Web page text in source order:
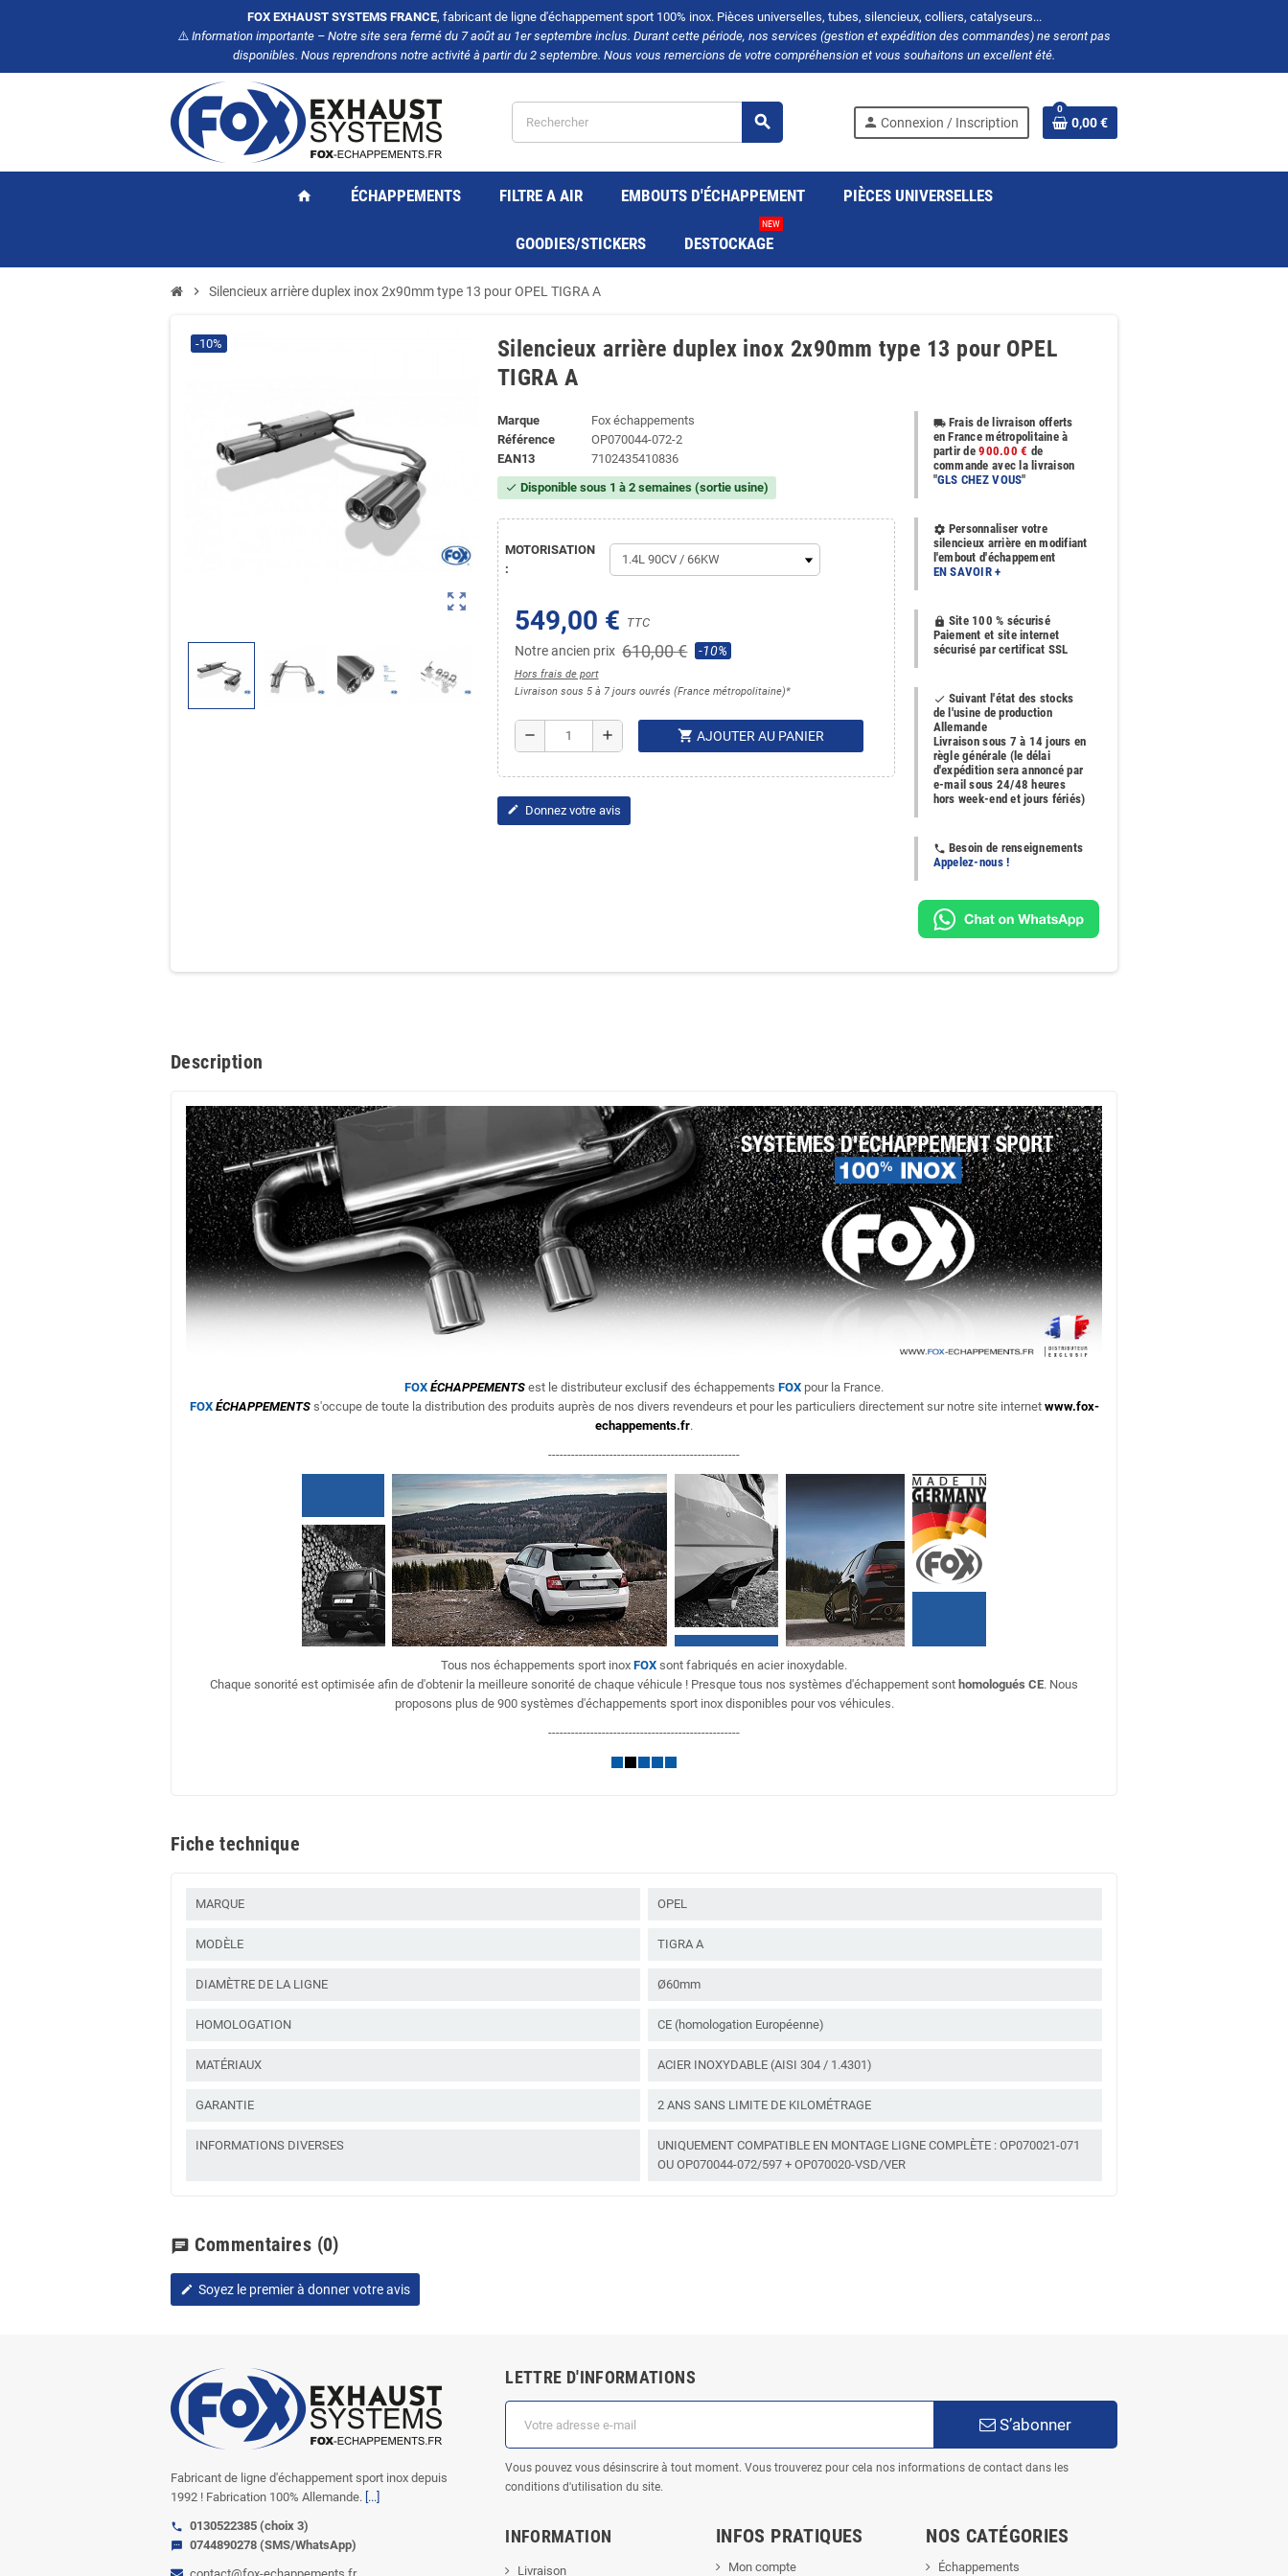
FOX EXHAUST SYSTEMS FRANCE, fabricant de ligne d'échappement sport 100% inox. Pièces universelles, tubes, silencieux, colliers, catalyseurs...
⚠️ Information importante – Notre site sera fermé du 7 août au 1er septembre inclus. Durant cette période, nos services (gestion et expédition des commandes) ne seront pas
disponibles. Nous reprendrons notre activité à partir du 2 septembre. Nous vous remercions de votre compréhension et vous souhaitons un excellent été.
search person Connexion / Inscription
0
0,00 €
home ÉCHAPPEMENTS FILTRE A AIR EMBOUTS D'ÉCHAPPEMENT PIÈCES UNIVERSELLES
GOODIES/STICKERS DESTOCKAGE
NEW
chevron_right Silencieux arrière duplex inox 2x90mm type 13 pour OPEL TIGRA A
zoom_out_map
-10%
Silencieux arrière duplex inox 2x90mm type 13 pour OPEL
TIGRA A
Marque
Fox échappements
Référence
OP070044-072-2
EAN13
7102435410836
check Disponible sous 1 à 2 semaines (sortie usine)
MOTORISATION
:
549,00 € TTC
Notre ancien prix 610,00 € -10%
Hors frais de port
Livraison sous 5 à 7 jours ouvrés (France métropolitaine)*
remove add shopping_cart AJOUTER AU PANIER
edit Donnez votre avis
local_shippingFrais de livraison offerts
en France métropolitaine à
partir de900.00 € de
commande avec la livraison
"GLS CHEZ VOUS"
settings Personnaliser votre
silencieux arrière en modifiant
l'embout d'échappement
EN SAVOIR +
https Site 100 % sécurisé
Paiement et site internet
sécurisé par certificat SSL
done Suivant l'état des stocks
de l'usine de production
Allemande
Livraison sous 7 à 14 jours en
règle générale (le délai
d'expédition sera annoncé par
e-mail sous 24/48 heures
hors week-end et jours fériés)
phone Besoin de renseignements
Appelez-nous !
Description
FOX ÉCHAPPEMENTS est le distributeur exclusif des échappements FOX pour la France.
FOX ÉCHAPPEMENTSs'occupe de toute la distribution des produits auprès de nos divers revendeurs et pour les particuliers directement sur notre site internet www.fox-
echappements.fr.
--------------------------------------------------
Tous nos échappements sport inox FOX sont fabriqués en acier inoxydable.
Chaque sonorité est optimisée afin de d'obtenir la meilleure sonorité de chaque véhicule ! Presque tous nos systèmes d'échappement sont homologués CE. Nous
proposons plus de 900 systèmes d'échappements sport inox disponibles pour vos véhicules.
--------------------------------------------------
Fiche technique
MARQUE OPEL
MODÈLE TIGRA A
DIAMÈTRE DE LA LIGNE Ø60mm
HOMOLOGATION CE (homologation Européenne)
MATÉRIAUX ACIER INOXYDABLE (AISI 304 / 1.4301)
GARANTIE 2 ANS SANS LIMITE DE KILOMÉTRAGE
INFORMATIONS DIVERSES
UNIQUEMENT COMPATIBLE EN MONTAGE LIGNE COMPLÈTE : OP070021-071
OU OP070044-072/597 + OP070020-VSD/VER
chat Commentaires (0)
edit Soyez le premier à donner votre avis
Fabricant de ligne d'échappement sport inox depuis
1992 ! Fabrication 100% Allemande. [...]
call 0130522385 (choix 3)
sms
0744890278 (SMS/WhatsApp)
LETTRE D'INFORMATIONS
S’abonner
Vous pouvez vous désinscrire à tout moment. Vous trouverez pour cela nos informations de contact dans les
conditions d'utilisation du site.
INFORMATION
Livraison
INFOS PRATIQUES
Mon compte
NOS CATÉGORIES
Échappements